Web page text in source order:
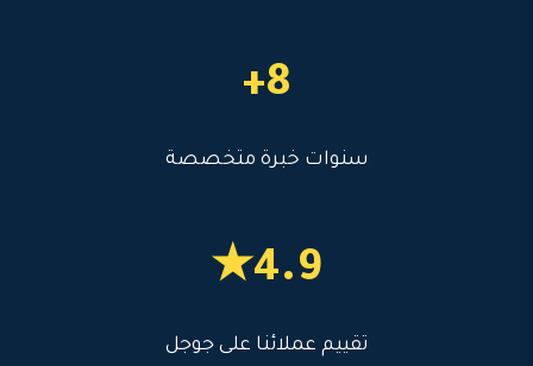
8+
سنوات خبرة متخصصة
4.9★
تقييم عملائنا على جوجل